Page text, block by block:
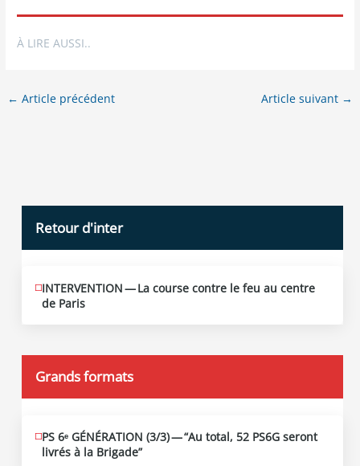
À LIRE AUSSI..
← Article précédent Article suivant →
Retour d'inter
JUIN
12
2026
INTERVENTION — La course contre le feu au centre
de Paris
Grands formats
JUIN
19
2026
PS 6ᵉ GÉNÉRATION (3/​3) — “Au total, 52 PS6G seront
livrés à la Brigade”